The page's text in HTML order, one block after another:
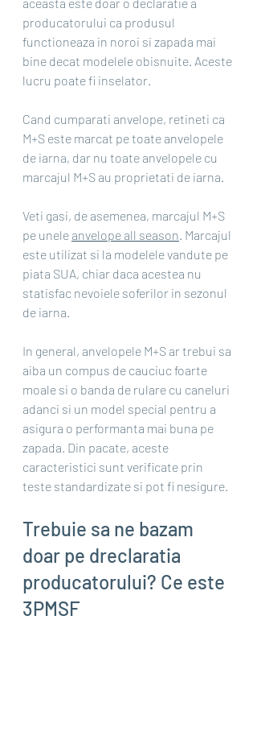
producatorului ca produsul
functioneaza in noroi si zapada mai
bine decat modelele obisnuite. Aceste
lucru poate fi inselator.
Cand cumparati anvelope, retineti ca
M+S este marcat pe toate anvelopele
de iarna, dar nu toate anvelopele cu
marcajul M+S au proprietati de iarna.
Veti gasi, de asemenea, marcajul M+S
pe unele anvelope all season. Marcajul
este utilizat si la modelele vandute pe
piata SUA, chiar daca acestea nu
statisfac nevoiele soferilor in sezonul
de iarna.
In general, anvelopele M+S ar trebui sa
aiba un compus de cauciuc foarte
moale si o banda de rulare cu caneluri
adanci si un model special pentru a
asigura o performanta mai buna pe
zapada. Din pacate, aceste
caracteristici sunt verificate prin
teste standardizate si pot fi nesigure.
Trebuie sa ne bazam
doar pe dreclaratia
producatorului? Ce este
3PMSF